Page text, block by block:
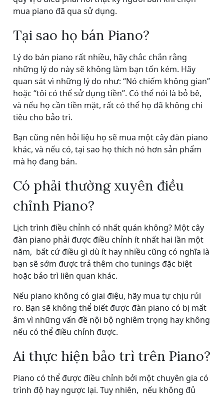
mua piano đã qua sử dụng.
Tại sao họ bán Piano?
Lý do bán piano rất nhiều, hãy chắc chắn rằng
những lý do này sẽ không làm bạn tốn kém. Hãy
quan sát vì những lý do như: “Nó chiếm không gian”
hoặc “tôi có thể sử dụng tiền”. Có thể nói là bỏ bê,
và nếu họ cần tiền mặt, rất có thể họ đã không chi
tiêu cho bảo trì.
Bạn cũng nên hỏi liệu họ sẽ mua một cây đàn piano
khác, và nếu có, tại sao họ thích nó hơn sản phẩm
mà họ đang bán.
Có phải thường xuyên điều
chỉnh Piano?
Lịch trình điều chỉnh có nhất quán không? Một cây
đàn piano phải được điều chỉnh ít nhất hai lần một
năm, bất cứ điều gì dù ít hay nhiều cũng có nghĩa là
bạn sẽ sớm được trả thêm cho tunings đặc biệt
hoặc bảo trì liên quan khác.
Nếu piano không có giai điệu, hãy mua tự chịu rủi
ro. Bạn sẽ không thể biết được đàn piano có bị mất
âm vì những vấn đề nội bộ nghiêm trọng hay không
nếu có thể điều chỉnh được.
Ai thực hiện bảo trì trên Piano?
Piano có thể được điều chỉnh bởi một chuyên gia có
trình độ hay ngược lại. Tuy nhiên, nếu không đủ